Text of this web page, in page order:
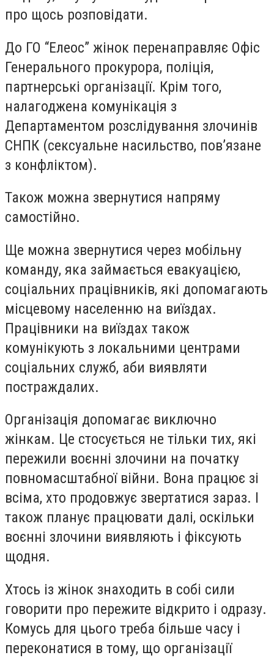
про щось розповідати.
До ГО “Елеос” жінок перенаправляє Офіс
Генерального прокурора, поліція,
партнерські організації. Крім того,
налагоджена комунікація з
Департаментом розслідування злочинів
СНПК (сексуальне насильство, повʼязане
з конфліктом).
Також можна звернутися напряму
самостійно.
Ще можна звернутися через мобільну
команду, яка займається евакуацією,
соціальних працівників, які допомагають
місцевому населенню на виїздах.
Працівники на виїздах також
комунікують з локальними центрами
соціальних служб, аби виявляти
постраждалих.
Організація допомагає виключно
жінкам. Це стосується не тільки тих, які
пережили воєнні злочини на початку
повномасштабної війни. Вона працює зі
всіма, хто продовжує звертатися зараз. І
також планує працювати далі, оскільки
воєнні злочини виявляють і фіксують
щодня.
Хтось із жінок знаходить в собі сили
говорити про пережите відкрито і одразу.
Комусь для цього треба більше часу і
переконатися в тому, що організації